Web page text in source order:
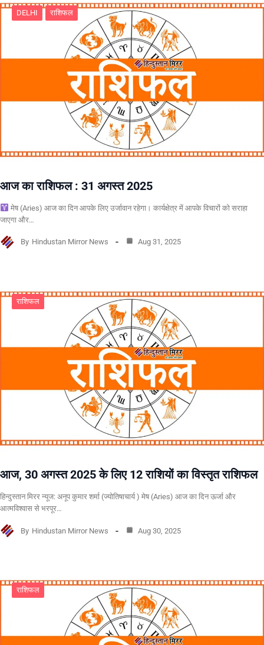
DELHI राशिफल
आज का राशिफल : 31 अगस्त 2025
मेष (Aries) आज का दिन आपके लिए उर्जावान रहेगा। कार्यक्षेत्र में आपके विचारों को सराहा
जाएगा और…
By Hindustan Mirror News Aug 31, 2025
राशिफल
आज, 30 अगस्त 2025 के लिए 12 राशियों का विस्तृत राशिफल
हिन्दुस्तान मिरर न्यूज: अनूप कुमार शर्मा (ज्योतिषाचार्य ) मेष (Aries) आज का दिन ऊर्जा और
आत्मविश्वास से भरपूर…
By Hindustan Mirror News Aug 30, 2025
राशिफल